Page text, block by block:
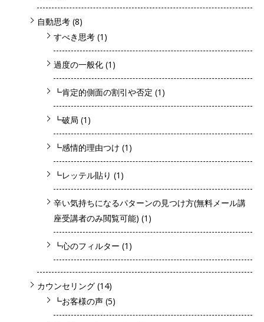
自動思考 (8)
すべき思考 (1)
過度の一般化 (1)
┗肯定的側面の割引や否定 (1)
┗破局 (1)
┗感情的理由つけ (1)
┗レッテル貼り (1)
辛い気持ちになるパターンの見つけ方(無料メール講
座受講者のみ閲覧可能) (1)
┗心のフィルター (1)
カウンセリング (14)
┗お客様の声 (5)